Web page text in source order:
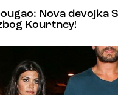
Nova devojka
Kourtney!